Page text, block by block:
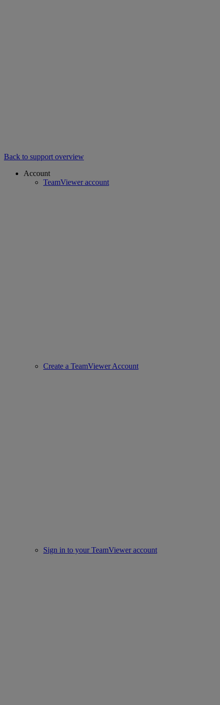
Back to support overview
Account
TeamViewer account
Create a TeamViewer Account
Sign in to your TeamViewer account